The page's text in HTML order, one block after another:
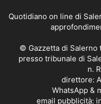
Quotidiano on line di
© Gazzetta di Salerno
presso tribunale di
n.
direttore:
WhatsApp &
email pubblicità: